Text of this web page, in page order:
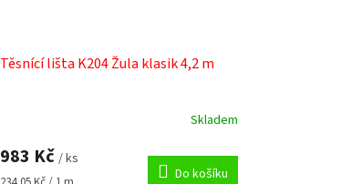
Těsnící lišta K204 Žula klasik 4,2 m
Skladem
983 Kč / ks
Do košíku